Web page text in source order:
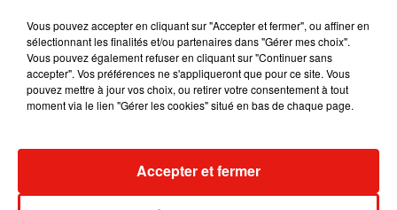
7 août 2026
Julien Lieb s’essaye à la vie de chatelain
dans son nouveau clip
Sensation » avec Kylie Minogue
Vous pouvez accepter en cliquant sur "Accepter et fermer", ou affiner en
sélectionnant les finalités et/ou partenaires dans "Gérer mes choix".
Vous pouvez également refuser en cliquant sur "Continuer sans
accepter". Vos préférences ne s'appliqueront que pour ce site. Vous
pouvez mettre à jour vos choix, ou retirer votre consentement à tout
moment via le lien "Gérer les cookies" situé en bas de chaque page.
Accepter et fermer